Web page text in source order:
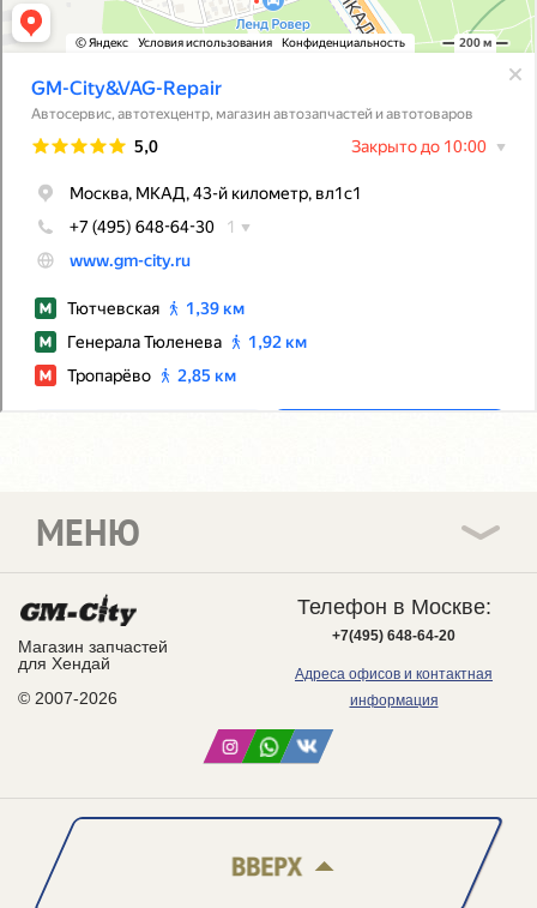
Магазин запчастей
для Хендай
© 2007-2026
МЕНЮ
Телефон в Москве:
+7(495) 648-64-20
Адреса офисов и контактная
информация